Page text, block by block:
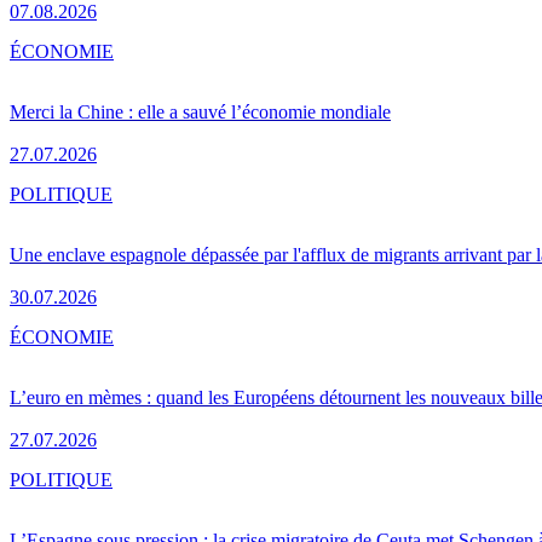
07.08.2026
Merci la Chine : elle a sauvé l’économie mondiale
27.07.2026
ÉCONOMIE
Une enclave espagnole dépassée par l'afflux de migrants arrivant par
30.07.2026
POLITIQUE
L’euro en mèmes : quand les Européens détournent les nouveaux
27.07.2026
ÉCONOMIE
POLITIQUE